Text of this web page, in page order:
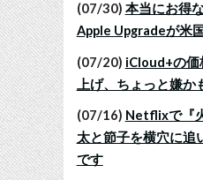
(07/30) 本当にお得
Apple Upgradeが米
(07/20) iCloud+の価
上げ、ちょっと嫌か
(07/16) Netflixで『
太と節子を横穴に追
です